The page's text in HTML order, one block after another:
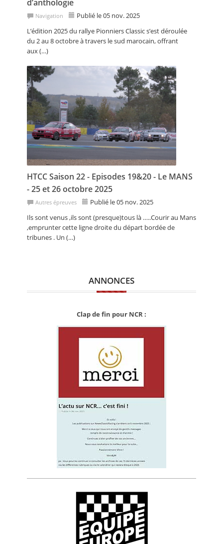
d’anthologie
Navigation
Publié le 05 nov. 2025
L’édition 2025 du rallye Pionniers Classic s’est déroulée
du 2 au 8 octobre à travers le sud marocain, offrant
aux (…)
HTCC Saison 22 - Episodes 19&20 - Le MANS
- 25 et 26 octobre 2025
Autres épreuves
Publié le 05 nov. 2025
Ils sont venus ,ils sont (presque)tous là …..Courir au Mans
,emprunter cette ligne droite du départ bordée de
tribunes . Un (…)
ANNONCES
Clap de fin pour NCR :